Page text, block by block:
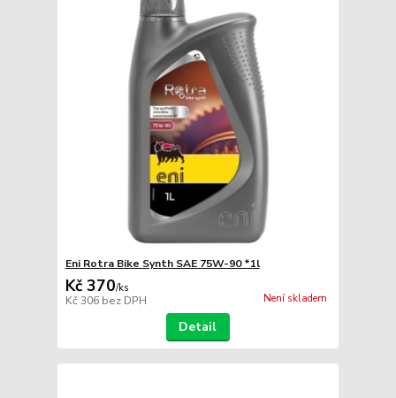
Eni Rotra Bike Synth SAE 75W-90 *1l
Kč 370/ks
Kč 306 bez DPH Není skladem
Detail